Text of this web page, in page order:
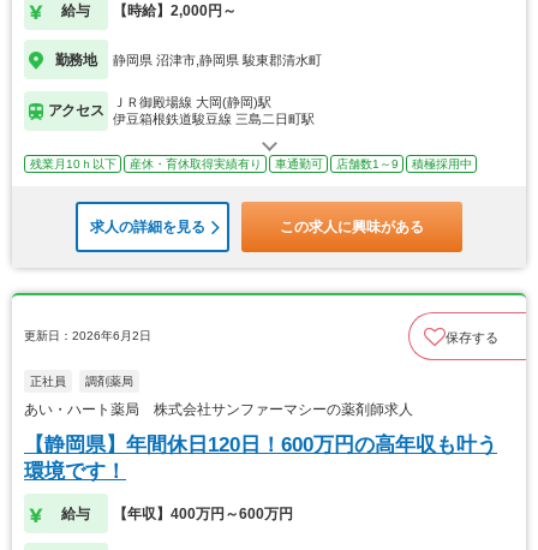
給与 【時給】2,000円～
勤務地 静岡県 沼津市,静岡県 駿東郡清水町
アクセス
ＪＲ御殿場線 大岡(静岡)駅
伊豆箱根鉄道駿豆線 三島二日町駅
残業月10ｈ以下 産休・育休取得実績有り 車通勤可 店舗数1～9 積極採用中
求人の詳細を見る この求人に興味がある
更新日：2026年6月2日 保存する
正社員 調剤薬局
あい・ハート薬局 株式会社サンファーマシーの薬剤師求人
【静岡県】年間休日120日！600万円の高年収も叶う
環境です！
給与 【年収】400万円～600万円